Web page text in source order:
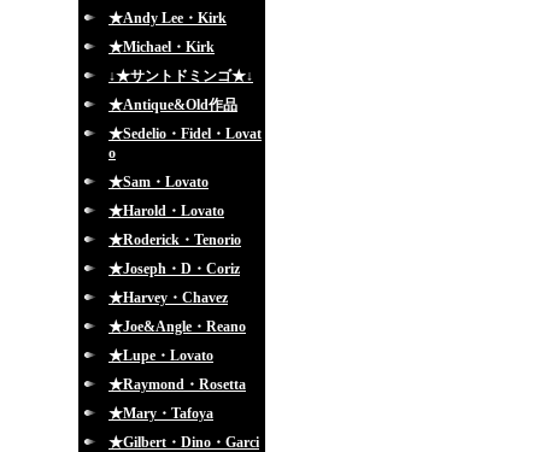
★Andy Lee・Kirk
★Michael・Kirk
↓★サントドミンゴ★↓
★Antique&Old作品
★Sedelio・Fidel・Lovat
o
★Sam・Lovato
★Harold・Lovato
★Roderick・Tenorio
★Joseph・D・Coriz
★Harvey・Chavez
★Joe&Angle・Reano
★Lupe・Lovato
★Raymond・Rosetta
★Mary・Tafoya
★Gilbert・Dino・Garci